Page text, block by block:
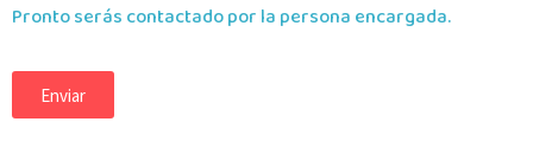
Pronto serás contactado por la persona encargada.
Enviar